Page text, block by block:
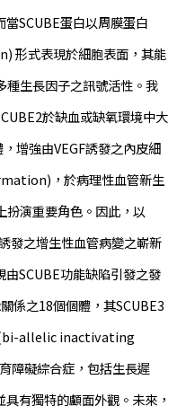
SCUBE蛋白以周膜蛋白
式表現於細胞表面，其能
生長因子之訊號活性。我
於缺血或缺氧環境中大
增強由VEGF誘發之內皮細
，於病理性血管新生
演重要角色。因此，以
發之增生性血管病變之嶄新
SCUBE功能缺陷引發之發
係之18個個體，其SCUBE3
(bi-allelic inactivating
障礙綜合症，包括生長遲
有獨特的顱面外觀。未來，